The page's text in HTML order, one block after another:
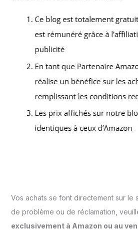
Vos achats se font directement sur le
de problème ou de réclamation,
exclusivement à Amazon ou au